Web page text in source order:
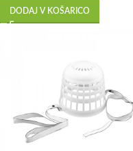
DODAJ V KOŠARICO